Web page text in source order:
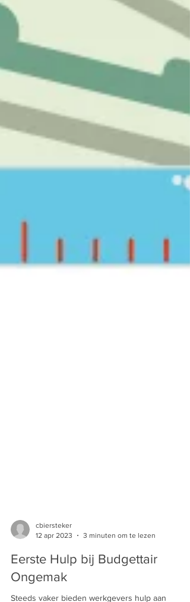
12 apr 2023
3 minuten om te lezen
Eerste Hulp bij Budgettair
Ongemak